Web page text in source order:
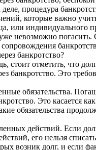
процедура
которые важно
или индивидуального
невозможно
банкротство?
стоит отметить, что
банкротство. Это
обязательства.
Это касается
обязательства
действий. Если
его нельзя
возник долг, и если